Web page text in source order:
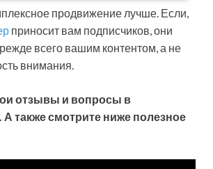
продвижение лучше. Если,
приносит вам подписчиков, они
всего вашим контентом, а не
внимания.
отзывы и вопросы в
. А также смотрите ниже полезное